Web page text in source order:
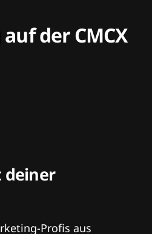
der CMCX
deiner
Profis aus